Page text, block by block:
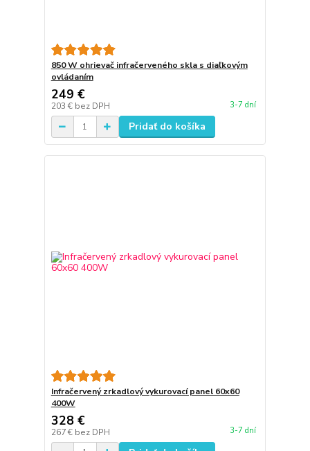
850 W ohrievač infračerveného skla s diaľkovým
ovládaním
249 €
203 € bez DPH 3-7 dní
Pridať do košíka
Infračervený zrkadlový vykurovací panel 60x60
400W
328 €
267 € bez DPH 3-7 dní